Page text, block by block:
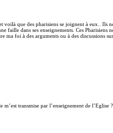
voilà que des pharisiens se joignent à eux..
dans ses enseignements. Ces Pharisiens
ma foi à des arguments ou à des discussions sur
transmise par l’enseignement de l’Eglise ?